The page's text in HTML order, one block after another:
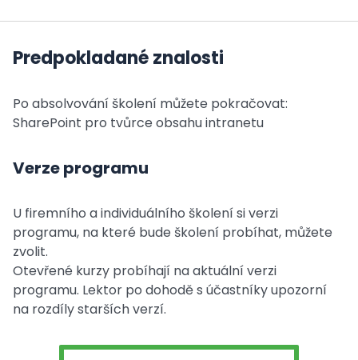
Predpokladané znalosti
Po absolvování školení můžete pokračovat:
SharePoint pro tvůrce obsahu intranetu
Verze programu
U firemního a individuálního školení si verzi
programu, na které bude školení probíhat, můžete
zvolit.
Otevřené kurzy probíhají na aktuální verzi
programu. Lektor po dohodě s účastníky upozorní
na rozdíly starších verzí.